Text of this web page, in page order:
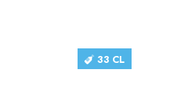
33 CL